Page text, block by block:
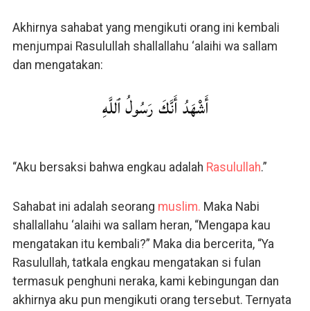
Akhirnya sahabat yang mengikuti orang ini kembali
menjumpai Rasulullah shallallahu ‘alaihi wa sallam
dan mengatakan:
أَشْهَدُ أَنَّكَ رَسُولُ ٱللَّهِ
“Aku bersaksi bahwa engkau adalah Rasulullah.”
Sahabat ini adalah seorang muslim. Maka Nabi
shallallahu ‘alaihi wa sallam heran, “Mengapa kau
mengatakan itu kembali?” Maka dia bercerita, “Ya
Rasulullah, tatkala engkau mengatakan si fulan
termasuk penghuni neraka, kami kebingungan dan
akhirnya aku pun mengikuti orang tersebut. Ternyata